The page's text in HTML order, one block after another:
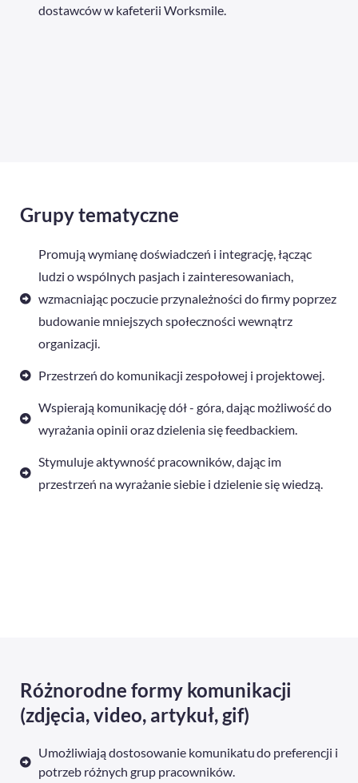
dostawców w kafeterii Worksmile.
Grupy tematyczne
Promują wymianę doświadczeń i integrację, łącząc
ludzi o wspólnych pasjach i zainteresowaniach,
wzmacniając poczucie przynależności do firmy poprzez
budowanie mniejszych społeczności wewnątrz
organizacji.
Przestrzeń do komunikacji zespołowej i projektowej.
Wspierają komunikację dół - góra, dając możliwość do
wyrażania opinii oraz dzielenia się feedbackiem.
Stymuluje aktywność pracowników, dając im
przestrzeń na wyrażanie siebie i dzielenie się wiedzą.
Różnorodne formy komunikacji
(zdjęcia, video, artykuł, gif)
Umożliwiają dostosowanie komunikatu do preferencji i
potrzeb różnych grup pracowników.